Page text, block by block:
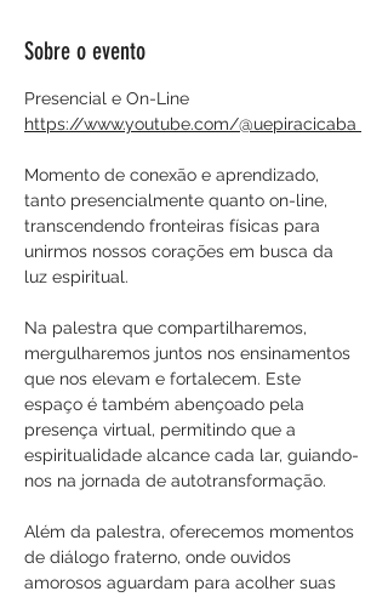
Sobre o evento
Presencial e On-Line
https://www.youtube.com/@uepiracicaba
Momento de conexão e aprendizado,
tanto presencialmente quanto on-line,
transcendendo fronteiras físicas para
unirmos nossos corações em busca da
luz espiritual.
Na palestra que compartilharemos,
mergulharemos juntos nos ensinamentos
que nos elevam e fortalecem. Este
espaço é também abençoado pela
presença virtual, permitindo que a
espiritualidade alcance cada lar, guiando-
nos na jornada de autotransformação.
Além da palestra, oferecemos momentos
de diálogo fraterno, onde ouvidos
amorosos aguardam para acolher suas